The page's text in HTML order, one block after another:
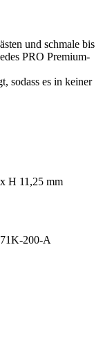
und schmale bis
PRO Premium-
sodass es in keiner
H 11,25 mm
200-A